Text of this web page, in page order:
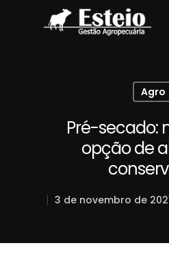
Agro
Pré-secado:
opção de
3 de novembro de